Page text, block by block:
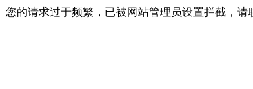
您的请求过于频繁，已被网站管理员设置拦截，请